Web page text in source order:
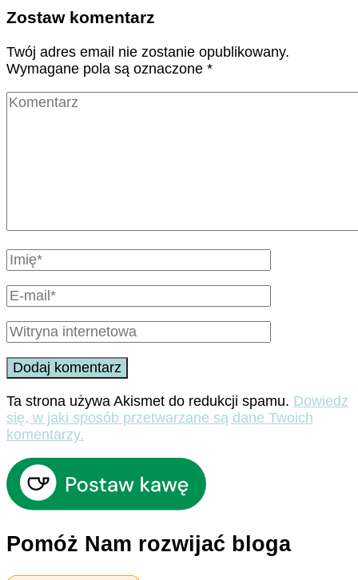
Zostaw komentarz
Twój adres email nie zostanie opublikowany.
Wymagane pola są oznaczone *
Ta strona używa Akismet do redukcji spamu. Dowiedz
się, w jaki sposób przetwarzane są dane Twoich
komentarzy.
Pomóż Nam rozwijać bloga